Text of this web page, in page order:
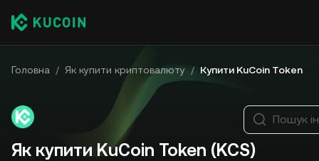
Головна / Як купити криптовалюту / Купити KuCoin Token
Як купити KuCoin Token (KCS)
Пошук